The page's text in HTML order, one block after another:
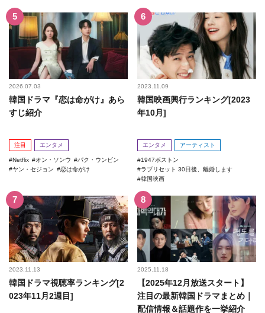
2026.07.03
韓国ドラマ『恋は命がけ』あら
すじ紹介
注目 エンタメ
Netflix オン・ソンウ
パク・ウンビン
ヤン・セジョン
恋は命がけ
2023.11.09
韓国映画興行ランキング[2023
年10月]
エンタメ アーティスト
1947ボストン
ラブリセット 30日後、離婚します
韓国映画
2023.11.13
韓国ドラマ視聴率ランキング[2
023年11月2週目]
2025.11.18
【2025年12月放送スタート】
注目の最新韓国ドラマまとめ｜
配信情報＆話題作を一挙紹介